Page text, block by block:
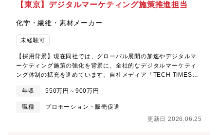
めのイニシアチブを開発する。・既存のスポンサー事業を拡大
を維持・強化し、スポンサーに新規事業の推進を提案する。【業
務の魅力】毎年好調に売り上げが伸びているダイレクトマーケテ
ィング本部。あなたのアイデア次第で様々な施策を形にすること
ができます。成果が数字で見え、結果に結びつく面白さが実感で
きるでしょう。どんどん新しいチャレンジをしていってくださ
い。【キャリアパス】チーム内でのリーダー、マネージャー職を
の保険ラインの営業職にチャレンジいただくことも可能です。社
性が開けます。【組織について】ダイレクトマーケティング本
部 営業部は、各アカウントマネージャーが幅広い責任を持ち、
【東京】デジタルマーケティング施策推進担当
化学・繊維・素材メーカー
未経験可
【採用背景】現在同社では、グローバル展開の加速やデジタルマ
ーケティング施策の強化を背景に、全社的なデジタルマーケティ
ング体制の拡充を進めています。自社メディア「TECH TIMES」
わたる施策を推進する中で、さらなる認知拡大と売上成長を目指
しています。今後の事業拡大に伴い、デジタルマーケティング課
の体制強化を図るため、新たな仲間を募集します。【業務内容】
デジタルマーケティング課では、SEO（検索エンジン最適化）や
年収 550万円～900万円
職種
プロモーション・販売促進
更新日 2026.06.25